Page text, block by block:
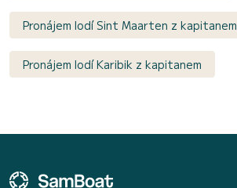
Pronájem lodí Sint Maarten z kapitanem
Pronájem lodí Karibik z kapitanem